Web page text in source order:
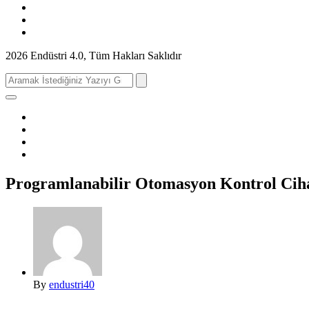
2026 Endüstri 4.0, Tüm Hakları Saklıdır
Search
for:
Programlanabilir Otomasyon Kontrol
By endustri40